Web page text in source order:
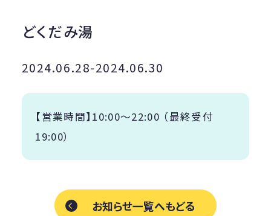
どくだみ湯
2024.06.28-2024.06.30
【営業時間】10:00〜22:00 （最終受付
19:00）
お知らせ一覧へもどる